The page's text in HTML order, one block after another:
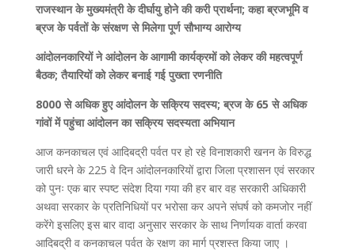
राजस्थान के मुख्यमंत्री के दीर्घायु होने की करी प्रार्थना; कहा ब्रजभूमि व
ब्रज के पर्वतों के संरक्षण से मिलेगा पूर्ण सौभाग्य आरोग्य
आंदोलनकारियों ने आंदोलन के आगामी कार्यक्रमों को लेकर की महत्वपूर्ण
बैठक; तैयारियों को लेकर बनाई गई पुख्ता रणनीति
8000 से अधिक हुए आंदोलन के सक्रिय सदस्य; ब्रज के 65 से अधिक
गांवों में पहुंचा आंदोलन का सक्रिय सदस्यता अभियान
आज कनकाचल एवं आदिबद्री पर्वत पर हो रहे विनाशकारी खनन के विरुद्ध
जारी धरने के 225 वे दिन आंदोलनकारियों द्वारा जिला प्रशासन एवं सरकार
को पुनः एक बार स्पष्ट संदेश दिया गया की हर बार वह सरकारी अधिकारी
अथवा सरकार के प्रतिनिधियों पर भरोसा कर अपने संघर्ष को कमजोर नहीं
करेंगे इसलिए इस बार वादा अनुसार सरकार के साथ निर्णायक वार्ता करवा
आदिबद्री व कनकाचल पर्वत के रक्षण का मार्ग प्रशस्त किया जाए ।